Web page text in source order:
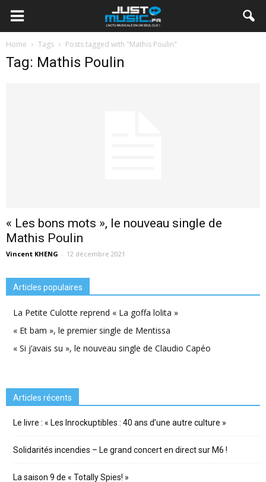
Home Tags Posts tagged with "Mathis Poulin"
Tag: Mathis Poulin
« Les bons mots », le nouveau single de
Mathis Poulin
Vincent KHENG - 12 décembre 2021
Articles populaires
La Petite Culotte reprend « La goffa lolita »
« Et bam », le premier single de Mentissa
« Si j’avais su », le nouveau single de Claudio Capéo
Articles récents
Le livre : « Les Inrockuptibles : 40 ans d’une autre culture »
Solidarités incendies – Le grand concert en direct sur M6 !
La saison 9 de « Totally Spies! »